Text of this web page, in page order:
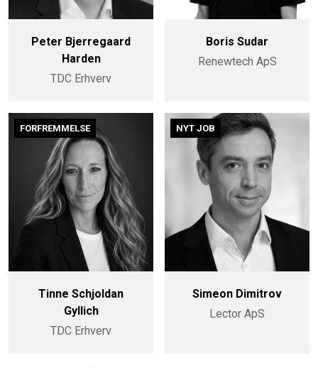
Peter Bjerregaard
Harden
TDC Erhverv
Boris Sudar
Renewtech ApS
FORFREMMELSE
Tinne Schjoldan
Gyllich
TDC Erhverv
NYT JOB
Simeon Dimitrov
Lector ApS